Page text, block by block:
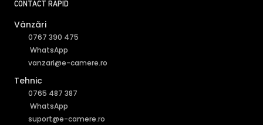
CONTACT RAPID
Vânzări
0767 390 475
WhatsApp
vanzari@e-camere.ro
Tehnic
0765 487 387
WhatsApp
suport@e-camere.ro